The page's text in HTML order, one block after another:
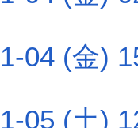
04 (金)
05 (土)